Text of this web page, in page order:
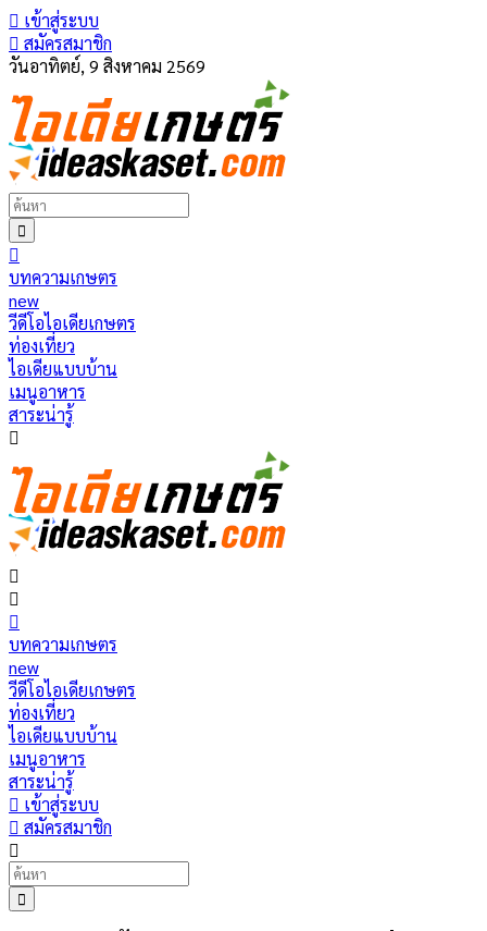
เข้าสู่ระบบ
สมัครสมาชิก
วันอาทิตย์, 9 สิงหาคม 2569
บทความเกษตร
new
วีดีโอไอเดียเกษตร
ท่องเที่ยว
ไอเดียแบบบ้าน
เมนูอาหาร
สาระน่ารู้
บทความเกษตร
new
วีดีโอไอเดียเกษตร
ท่องเที่ยว
ไอเดียแบบบ้าน
เมนูอาหาร
สาระน่ารู้
เข้าสู่ระบบ
สมัครสมาชิก